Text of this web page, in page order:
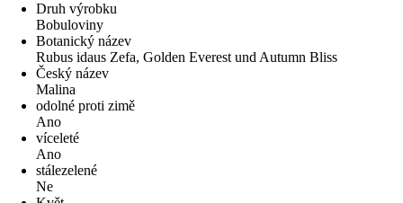
Druh výrobku
Bobuloviny
Botanický název
Rubus idaus Zefa, Golden Everest und Autumn Bliss
Český název
Malina
odolné proti zimě
Ano
víceleté
Ano
stálezelené
Ne